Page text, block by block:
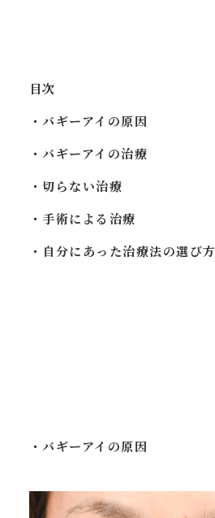
目次
・バギーアイの原因
・バギーアイの治療
・切らない治療
・手術による治療
・自分にあった治療法の選び方
・バギーアイの原因